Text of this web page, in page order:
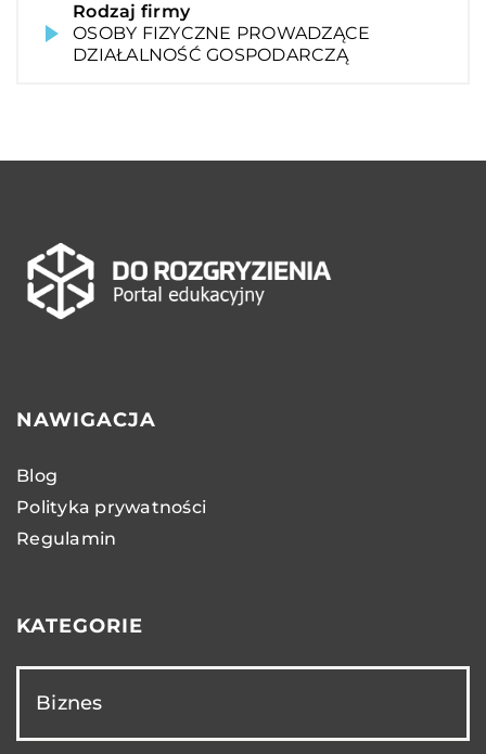
Rodzaj firmy
OSOBY FIZYCZNE PROWADZĄCE
DZIAŁALNOŚĆ GOSPODARCZĄ
NAWIGACJA
Blog
Polityka prywatności
Regulamin
KATEGORIE
Biznes